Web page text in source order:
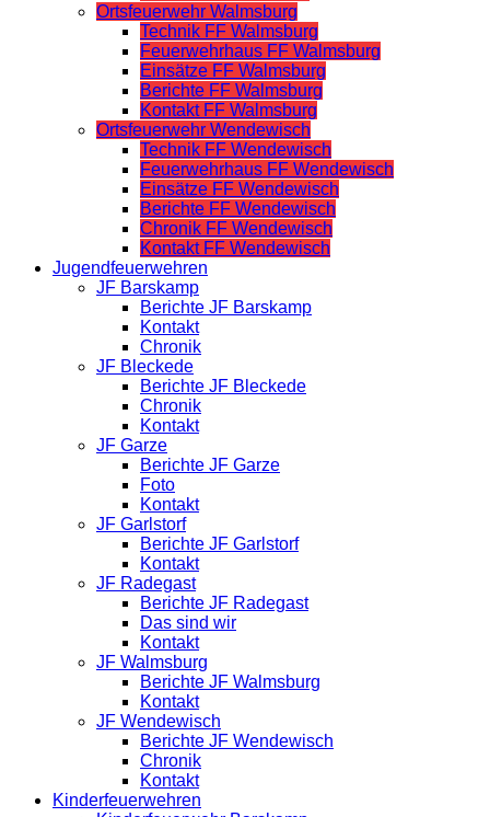
Ortsfeuerwehr Walmsburg
Technik FF Walmsburg
Feuerwehrhaus FF Walmsburg
Einsätze FF Walmsburg
Berichte FF Walmsburg
Kontakt FF Walmsburg
Ortsfeuerwehr Wendewisch
Technik FF Wendewisch
Feuerwehrhaus FF Wendewisch
Einsätze FF Wendewisch
Berichte FF Wendewisch
Chronik FF Wendewisch
Kontakt FF Wendewisch
Jugendfeuerwehren
JF Barskamp
Berichte JF Barskamp
Kontakt
Chronik
JF Bleckede
Berichte JF Bleckede
Chronik
Kontakt
JF Garze
Berichte JF Garze
Foto
Kontakt
JF Garlstorf
Berichte JF Garlstorf
Kontakt
JF Radegast
Berichte JF Radegast
Das sind wir
Kontakt
JF Walmsburg
Berichte JF Walmsburg
Kontakt
JF Wendewisch
Berichte JF Wendewisch
Chronik
Kontakt
Kinderfeuerwehren